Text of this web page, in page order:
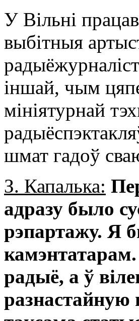
У Вільні
выбітныя
іншай, чым
мініятурнай
шмат гадоў
З. Капалька:
адразу было
рэпартажу. Я
радыё, а ў
разнастайную